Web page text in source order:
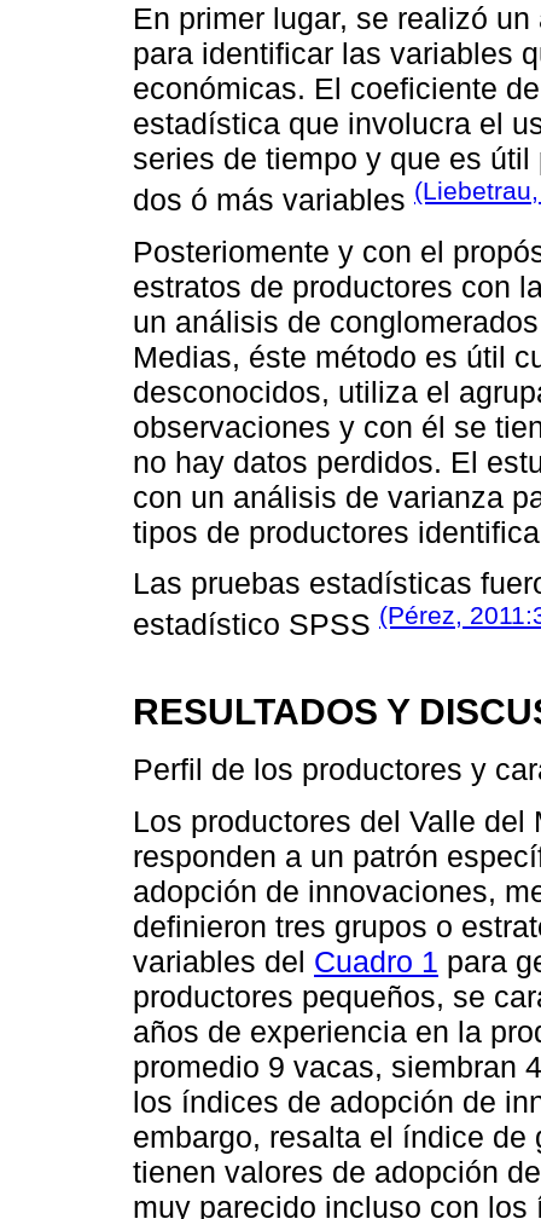
En primer lugar, se realizó
para identificar las variables
económicas. El coeficiente
estadística que involucra el
series de tiempo y que es
dos ó más variables
Posteriomente y con el
estratos de productores con
un análisis de
Medias, éste método es útil
desconocidos, utiliza el
observaciones y con él se
no hay datos perdidos. El
con un análisis de varianza
tipos de productores
Las pruebas estadísticas
estadístico SPSS (Pérez,
RESULTADOS Y
Perfil de los productores y
Los productores del Valle
responden a un patrón
adopción de innovaciones,
definieron tres grupos o
variables del Cuadro 1 para
productores pequeños, se
años de experiencia en la
promedio 9 vacas, siembran
los índices de adopción de
embargo, resalta el índice
tienen valores de adopción
muy parecido incluso con